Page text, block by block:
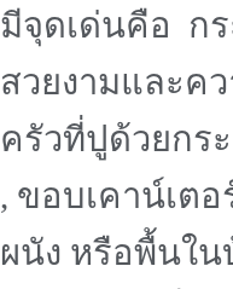
มีจุดเด่นคือ กร
สวยงามและค
ครัวที่ปูด้วยกร
, ขอบเคาน์เต
ผนัง หรือพื้นใน